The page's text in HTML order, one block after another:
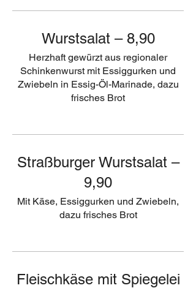
Wurstsalat – 8,90
Herzhaft gewürzt aus regionaler
Schinkenwurst mit Essiggurken und
Zwiebeln in Essig-Öl-Marinade, dazu
frisches Brot
Straßburger Wurstsalat –
9,90
Mit Käse, Essiggurken und Zwiebeln,
dazu frisches Brot
Fleischkäse mit Spiegelei